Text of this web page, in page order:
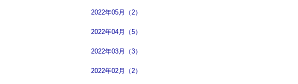
2022年05月（2）
2022年04月（5）
2022年03月（3）
2022年02月（2）